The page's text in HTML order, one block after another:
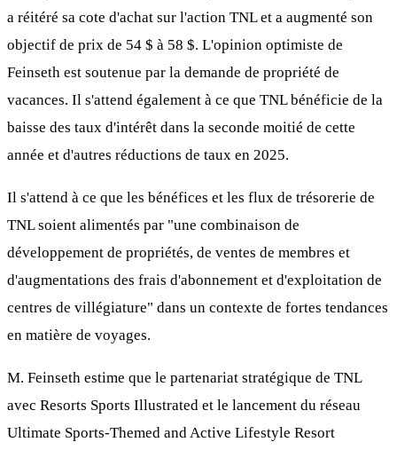
a réitéré sa cote d'achat sur l'action TNL et a augmenté son
objectif de prix de 54 $ à 58 $. L'opinion optimiste de
Feinseth est soutenue par la demande de propriété de
vacances. Il s'attend également à ce que TNL bénéficie de la
baisse des taux d'intérêt dans la seconde moitié de cette
année et d'autres réductions de taux en 2025.
Il s'attend à ce que les bénéfices et les flux de trésorerie de
TNL soient alimentés par "une combinaison de
développement de propriétés, de ventes de membres et
d'augmentations des frais d'abonnement et d'exploitation de
centres de villégiature" dans un contexte de fortes tendances
en matière de voyages.
M. Feinseth estime que le partenariat stratégique de TNL
avec Resorts Sports Illustrated et le lancement du réseau
Ultimate Sports-Themed and Active Lifestyle Resort